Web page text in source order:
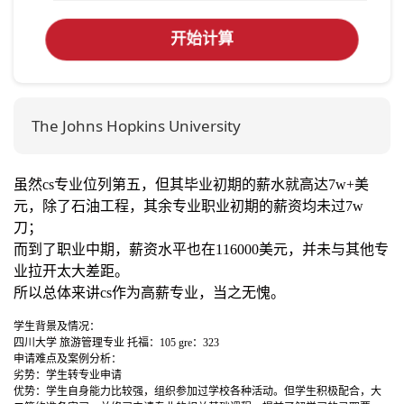
开始计算
The Johns Hopkins University
虽然cs专业位列第五，但其毕业初期的薪水就高达7w+美
元，除了石油工程，其余专业职业初期的薪资均未过7w
刀；
而到了职业中期，薪资水平也在116000美元，并未与其他专
业拉开太大差距。
所以总体来讲cs作为高薪专业，当之无愧。
学生背景及情况：
四川大学 旅游管理专业 托福：105 gre：323
申请难点及案例分析：
劣势：学生转专业申请
优势：学生自身能力比较强，组织参加过学校各种活动。但学生积极配合，大